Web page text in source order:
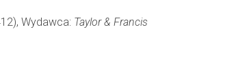
Wydawca: Taylor & Francis